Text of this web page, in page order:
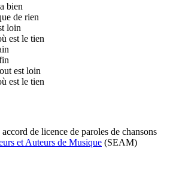
bien
de rien
loin
est le tien
est loin
est le tien
de licence de paroles de chansons
et Auteurs de Musique (SEAM)